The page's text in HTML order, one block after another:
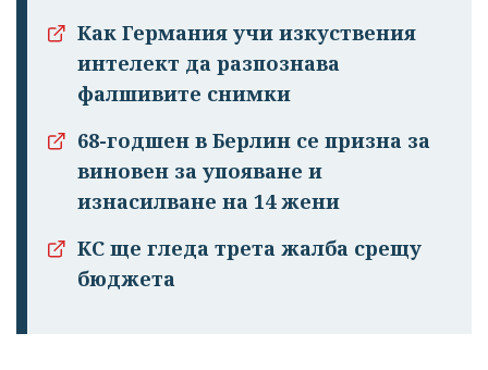
Как Германия учи изкуствения
интелект да разпознава
фалшивите снимки
68-годшен в Берлин се призна за
виновен за упояване и
изнасилване на 14 жени
КС ще гледа трета жалба срещу
бюджета